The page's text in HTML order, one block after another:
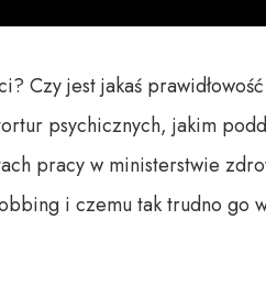
Czy jest jakaś
psychicznych, jakim
pracy w ministerstwie
i czemu tak trudno go